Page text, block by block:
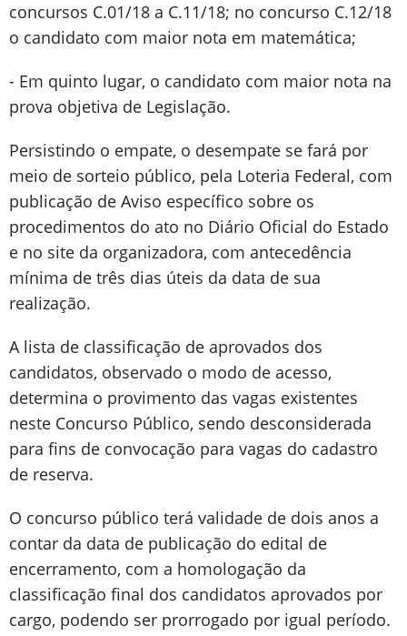
concursos C.01/18 a C.11/18; no concurso C.12/18
o candidato com maior nota em matemática;
- Em quinto lugar, o candidato com maior nota na
prova objetiva de Legislação.
Persistindo o empate, o desempate se fará por
meio de sorteio público, pela Loteria Federal, com
publicação de Aviso específico sobre os
procedimentos do ato no Diário Oficial do Estado
e no site da organizadora, com antecedência
mínima de três dias úteis da data de sua
realização.
A lista de classificação de aprovados dos
candidatos, observado o modo de acesso,
determina o provimento das vagas existentes
neste Concurso Público, sendo desconsiderada
para fins de convocação para vagas do cadastro
de reserva.
O concurso público terá validade de dois anos a
contar da data de publicação do edital de
encerramento, com a homologação da
classificação final dos candidatos aprovados por
cargo, podendo ser prorrogado por igual período.